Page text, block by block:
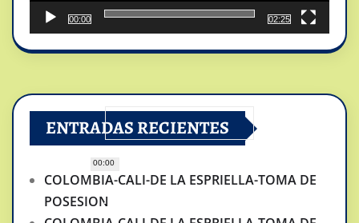
00:00
00:00
02:25
ENTRADAS RECIENTES
COLOMBIA-CALI-DE LA ESPRIELLA-TOMA DE
POSESION